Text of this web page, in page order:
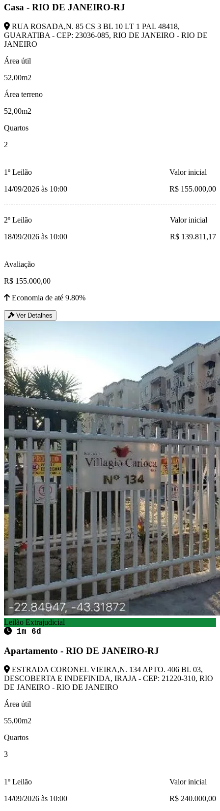
Casa - RIO DE JANEIRO-RJ
RUA ROSADA,N. 85 CS 3 BL 10 LT 1 PAL 48418,
GUARATIBA - CEP: 23036-085, RIO DE JANEIRO - RIO DE
JANEIRO
Área útil
52,00m2
Área terreno
52,00m2
Quartos
2
1º Leilão
14/09/2026 às 10:00
Valor inicial
R$ 155.000,00
2º Leilão
18/09/2026 às 10:00
Valor inicial
R$ 139.811,17
Avaliação
R$ 155.000,00
Economia de até 9.80%
Ver Detalhes
Leilão Extrajudicial
1m 6d
Apartamento - RIO DE JANEIRO-RJ
ESTRADA CORONEL VIEIRA,N. 134 APTO. 406 BL 03,
DESCOBERTA E INDEFINIDA, IRAJA - CEP: 21220-310, RIO
DE JANEIRO - RIO DE JANEIRO
Área útil
55,00m2
Quartos
3
1º Leilão
14/09/2026 às 10:00
Valor inicial
R$ 240.000,00